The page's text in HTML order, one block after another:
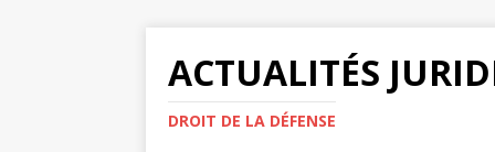
ACTUALITÉS
DROIT DE LA DÉFENSE